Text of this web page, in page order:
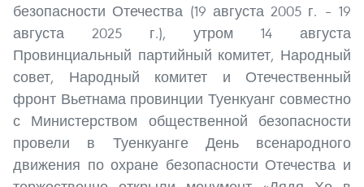
безопасности Отечества (19 августа 2005 г. – 19
августа 2025 г.), утром 14 августа
Провинциальный партийный комитет, Народный
совет, Народный комитет и Отечественный
фронт Вьетнама провинции Туенкуанг совместно
с Министерством общественной безопасности
провели в Туенкуанге День всенародного
движения по охране безопасности Отечества и